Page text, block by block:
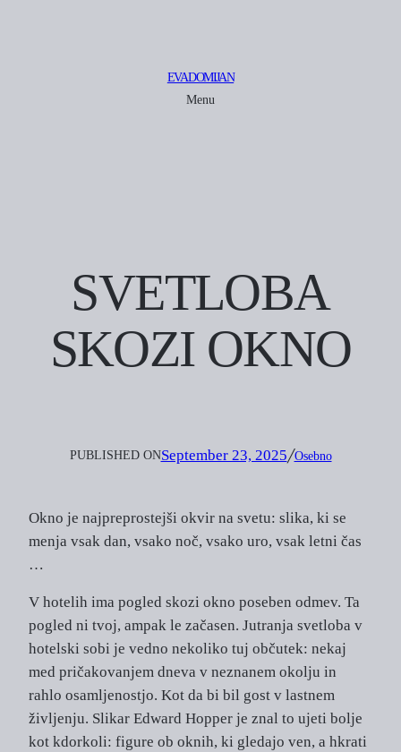
EVA DOMIJAN
Menu
SVETLOBA
SKOZI OKNO
PUBLISHED ONSeptember 23, 2025╱Osebno
Okno je najpreprostejši okvir na svetu: slika, ki se
menja vsak dan, vsako noč, vsako uro, vsak letni čas
…
V hotelih ima pogled skozi okno poseben odmev. Ta
pogled ni tvoj, ampak le začasen. Jutranja svetloba v
hotelski sobi je vedno nekoliko tuj občutek: nekaj
med pričakovanjem dneva v neznanem okolju in
rahlo osamljenostjo. Kot da bi bil gost v lastnem
življenju. Slikar Edward Hopper je znal to ujeti bolje
kot kdorkoli: figure ob oknih, ki gledajo ven, a hkrati